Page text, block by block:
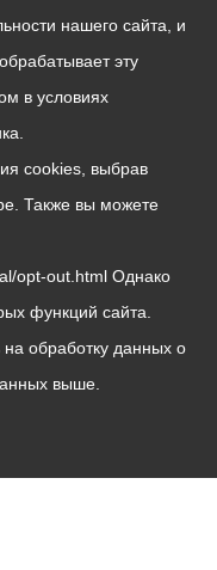
нашего сайта, и
эту
в условиях
cookies, выбрав
Также вы можете
opt-out.html Однако
функций сайта.
на обработку данных о
выше.